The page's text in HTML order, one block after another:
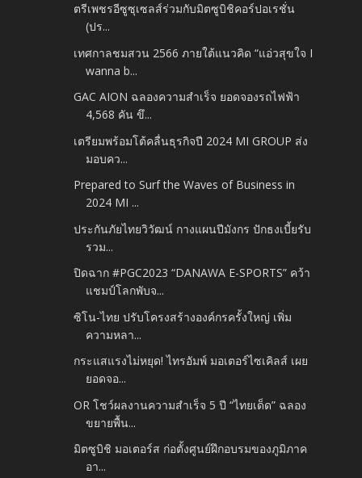
ตรีเพชรอีซูซุเซลส์ร่วมกับมิตซูบิชิคอร์ปอเรชั่น
(ปร...
เทศกาลชมสวน 2566 ภายใต้แนวคิด “แอ่วสุขใจ I
wanna b...
GAC AION ฉลองความสำเร็จ ยอดจองรถไฟฟ้า
4,568 คัน ขึ...
เตรียมพร้อมโต้คลื่นธุรกิจปี 2024 MI GROUP ส่ง
มอบคว...
Prepared to Surf the Waves of Business in
2024 MI ...
ประกันภัยไทยวิวัฒน์ กางแผนปีมังกร ปักธงเบี้ยรับ
รวม...
ปิดฉาก #PGC2023 “DANAWA E-SPORTS” คว้า
แชมป์โลกพับจ...
ซิโน-ไทย ปรับโครงสร้างองค์กรครั้งใหญ่ เพิ่ม
ความหลา...
กระแสแรงไม่หยุด! ไทรอัมพ์ มอเตอร์ไซเคิลส์ เผย
ยอดจอ...
OR โชว์ผลงานความสำเร็จ 5 ปี “ไทยเด็ด” ฉลอง
ขยายพื้น...
มิตซูบิชิ มอเตอร์ส ก่อตั้งศูนย์ฝึกอบรมของภูมิภาค
อา...